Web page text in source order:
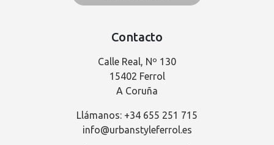
Contacto
Calle Real, Nº 130
15402 Ferrol
A Coruña
Llámanos: +34 655 251 715
info@urbanstyleferrol.es